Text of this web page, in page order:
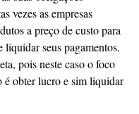
vezes as empresas
a preço de custo para
liquidar seus pagamentos.
pois neste caso o foco
é obter lucro e sim liquidar